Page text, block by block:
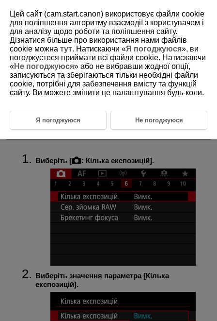
D185-083
Мультиекспозиція
Поєднання кадрів мультиекспозиції із записаним на карту
зображенням у форматі JPEG
Перевірка й видалення кадрів мультиекспозиції під час зйомки
Виберіть [ : Кілька експозицій].
Виберіть значення параметра [Кілька
експозицій].
Цей сайт (cam.start.canon) використовує файли cookie
для поліпшення алгоритму взаємодії з користувачем і
для аналізу щодо роботи та поліпшення сайту.
Дізнатися більше про використання нами файлів
cookie можна тут. Натискаючи «Я погоджуюся», ви
погоджуєтеся приймати всі файли cookie. Натискаючи
«Не погоджуюся» або не вибравши жодної опції,
записуються та зберігаються тільки необхідні файли
cookie, потрібні для забезпечення вмісту та функцій
сайту. Ви можете змінити це налаштування будь-коли.
Я погоджуюся Не погоджуюся